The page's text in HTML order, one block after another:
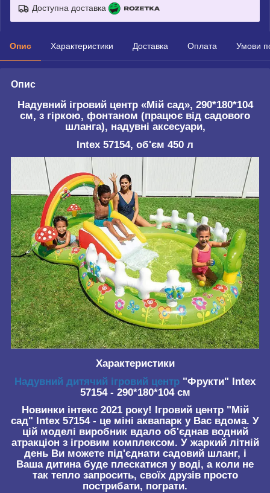
Доступна доставка
Опис Характеристики Доставка Оплата Умови
Опис
Надувний ігровий центр «Мій сад», 290*180*104
см, з гіркою, фонтаном (працює від садового
шланга), надувні аксесуари,
Intex 57154, об'єм 450 л
Характеристики
Надувний дитячий ігровий центр "Фрукти" Intex
57154 - 290*180*104 см
Новинки інтекс 2021 року! Ігровий центр "Мій
сад" Intex 57154 - це міні аквапарк у Вас вдома. У
цій моделі виробник вдало об'єднав водний
атракціон з ігровим комплексом. У жаркий літній
день Ви можете під'єднати садовий шланг, і
Ваша дитина буде плескатися у воді, а коли не
так тепло запросить, своїх друзів просто
пострибати, пограти.